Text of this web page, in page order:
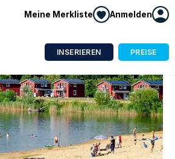
Meine Merkliste Anmelden
INSERIEREN PREISE